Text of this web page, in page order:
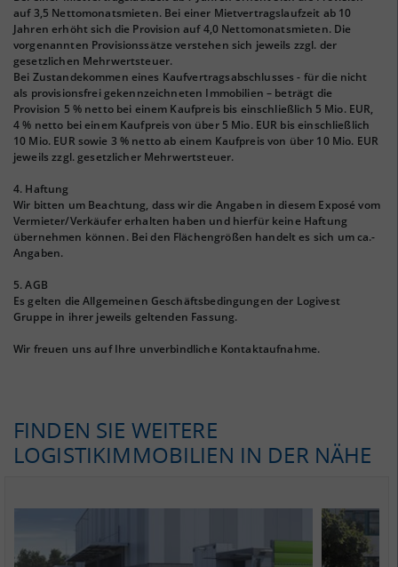
auf 3,5 Nettomonatsmieten. Bei einer Mietvertragslaufzeit ab 10
Jahren erhöht sich die Provision auf 4,0 Nettomonatsmieten. Die
vorgenannten Provisionssätze verstehen sich jeweils zzgl. der
gesetzlichen Mehrwertsteuer.
Bei Zustandekommen eines Kaufvertragsabschlusses - für die nicht
als provisionsfrei gekennzeichneten Immobilien – beträgt die
Provision 5 % netto bei einem Kaufpreis bis einschließlich 5 Mio. EUR,
4 % netto bei einem Kaufpreis von über 5 Mio. EUR bis einschließlich
10 Mio. EUR sowie 3 % netto ab einem Kaufpreis von über 10 Mio. EUR
jeweils zzgl. gesetzlicher Mehrwertsteuer.
4. Haftung
Wir bitten um Beachtung, dass wir die Angaben in diesem Exposé vom
Vermieter/Verkäufer erhalten haben und hierfür keine Haftung
übernehmen können. Bei den Flächengrößen handelt es sich um ca.-
Angaben.
5. AGB
Es gelten die Allgemeinen Geschäftsbedingungen der Logivest
Gruppe in ihrer jeweils geltenden Fassung.
Wir freuen uns auf Ihre unverbindliche Kontaktaufnahme.
FINDEN SIE WEITERE
LOGISTIKIMMOBILIEN IN DER NÄHE